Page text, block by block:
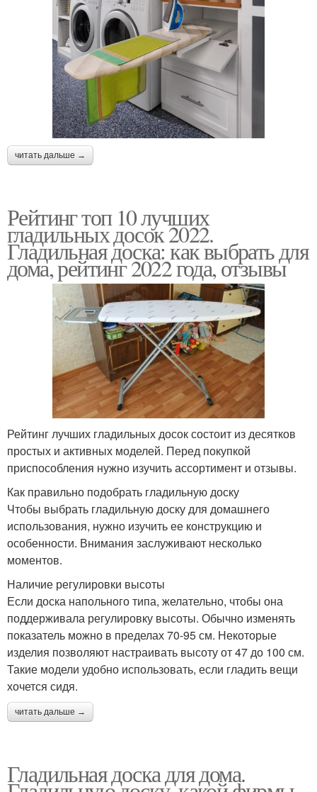
читать дальше →
Рейтинг топ 10 лучших
гладильных досок 2022.
Гладильная доска: как выбрать для
дома, рейтинг 2022 года, отзывы
Рейтинг лучших гладильных досок состоит из десятков
простых и активных моделей. Перед покупкой
приспособления нужно изучить ассортимент и отзывы.
Как правильно подобрать гладильную доску
Чтобы выбрать гладильную доску для домашнего
использования, нужно изучить ее конструкцию и
особенности. Внимания заслуживают несколько
моментов.
Наличие регулировки высоты
Если доска напольного типа, желательно, чтобы она
поддерживала регулировку высоты. Обычно изменять
показатель можно в пределах 70-95 см. Некоторые
изделия позволяют настраивать высоту от 47 до 100 см.
Такие модели удобно использовать, если гладить вещи
хочется сидя.
читать дальше →
Гладильная доска для дома.